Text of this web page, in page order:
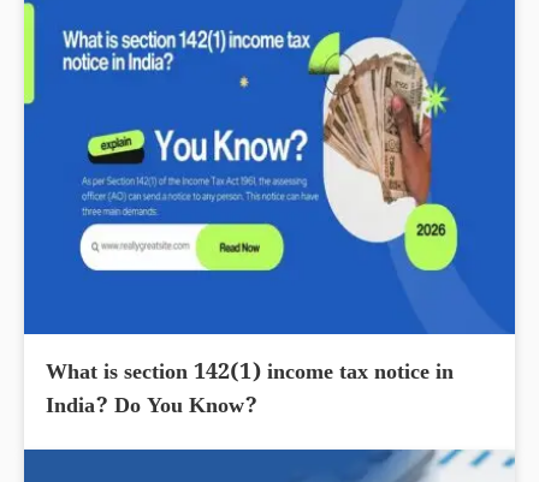
What is section 142(1) income tax notice in
India? Do You Know?